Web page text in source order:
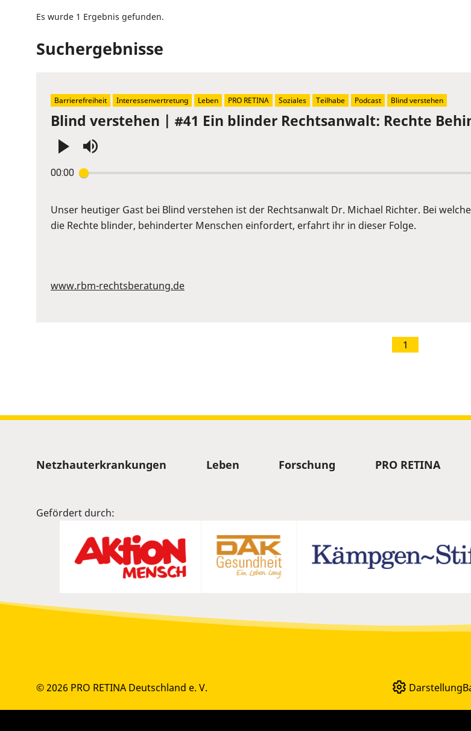
Es wurde 1 Ergebnis gefunden.
Suchergebnisse
Blind verstehen | #41 Ein blinder Rechtsanwalt: Rechte
00:00
Enter
Space
to
Unser heutiger Gast bei Blind verstehen ist der Rechtsanwalt Dr. Michael Richter. Bei
die Rechte blinder, behinderter Menschen einfordert, erfahrt ihr in dieser Folge.
www.rbm-rechtsberatung.de
Barrierefreiheit Interessenvertretung Leben PRO RETINA Soziales Teilhabe Podcast Blind verstehen
1
Sitemap
Netzhauterkrankungen Leben Forschung PRO RETINA
Gefördert durch:
© 2026 PRO RETINA Deutschland e. V. Darstellung